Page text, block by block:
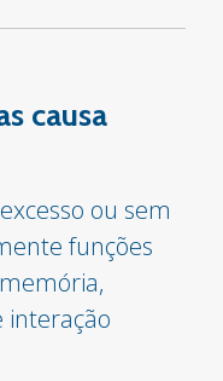
causa
ou sem
funções
interação